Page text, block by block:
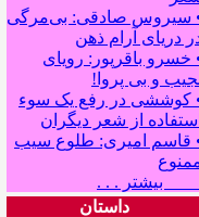
سیروس صادقی: بی‌مرگی
دریای آرام ذهن
خسرو باقرپور: ﺭوﻳﺎﻯ
ﻭ ﺑﻰ ﭘﺮﻭﺍ!
کوششی در رفع یک سوء
استفاده از شعر دیگران
قاسم امیری: طلوع سیب
بیشتر . . .
داستان